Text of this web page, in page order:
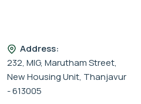
Address:
232, MIG, Marutham Street,
New Housing Unit, Thanjavur
- 613005